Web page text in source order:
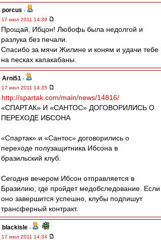
porcus -
17 июл 2011 14:39
Прощай, Ибцон! Любофь была недолгой и
разлука без печали.
Спасибо за мячи Жилине и коням и удачи тебе
на песках капакабаны.
Arni51 -
17 июл 2011 14:35
http://spartak.com/main/news/14816/
«СПАРТАК» И «САНТОС» ДОГОВОРИЛИСЬ О
ПЕРЕХОДЕ ИБСОНА
«Спартак» и «Сантос» договорились о
переходе полузащитника Ибсона в
бразильский клуб.
Сегодня вечером Ибсон отправляется в
Бразилию, где пройдет медобследование. Если
оно завершится успешно, клубы подпишут
трансферный контракт.
blackisle -
17 июл 2011 14:34